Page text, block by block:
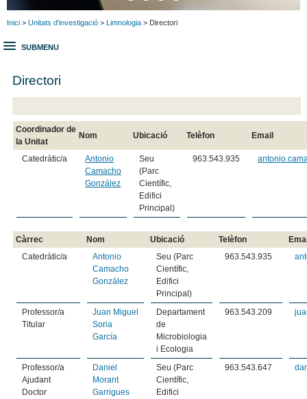
Inici > Unitats d'investigació > Limnologia > Directori
SUBMENU
Directori
Coordinador de
la Unitat
Nom Ubicació Telèfon Email
Catedràtic/a
Antonio
Camacho
González
Seu
(Parc
Científic,
Edifici
Principal)
963.543.935
Càrrec Nom Ubicació Telèfon
Catedràtic/a
Antonio
Camacho
González
Seu (Parc
Científic,
Edifici
Principal)
963.543.935
Professor/a
Titular
Juan Miguel
Soria
García
Departament
de
Microbiologia
i Ecologia
963.543.209
Professor/a
Ajudant
Doctor
Daniel
Morant
Garrigues
Seu (Parc
Científic,
Edifici
963.543.647